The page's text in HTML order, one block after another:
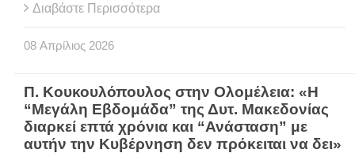
Διαβάστε Περισσότερα
08 Απρίλιος 2026
Π. Κουκουλόπουλος στην Ολομέλεια: «Η
“Μεγάλη Εβδομάδα” της Δυτ. Μακεδονίας
διαρκεί επτά χρόνια και “Ανάσταση” με
αυτήν την Κυβέρνηση δεν πρόκειται να δει»